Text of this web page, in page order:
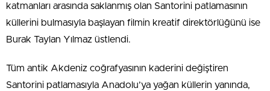
katmanları arasında saklanmış olan Santorini patlamasının
küllerini bulmasıyla başlayan filmin kreatif direktörlüğünü ise
Burak Taylan Yılmaz üstlendi.
Tüm antik Akdeniz coğrafyasının kaderini değiştiren
Santorini patlamasıyla Anadolu’ya yağan küllerin yanında,